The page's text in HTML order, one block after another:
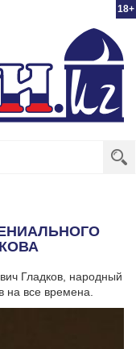
18+
Гладков, народный
на все времена.